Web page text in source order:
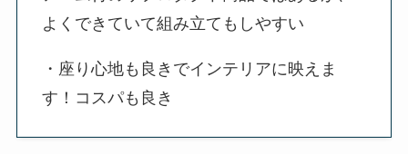
よくできていて組み立てもしやすい
・座り心地も良きでインテリアに映えま
す！コスパも良き